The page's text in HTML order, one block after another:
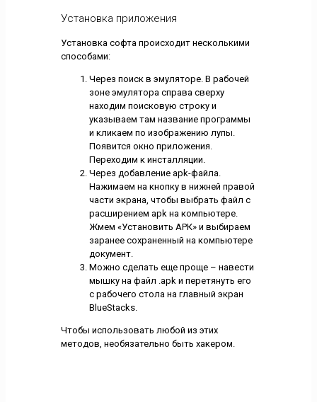
Установка приложения
Установка софта происходит несколькими
способами:
Через поиск в эмуляторе. В рабочей
зоне эмулятора справа сверху
находим поисковую строку и
указываем там название программы
и кликаем по изображению лупы.
Появится окно приложения.
Переходим к инсталляции.
Через добавление apk-файла.
Нажимаем на кнопку в нижней правой
части экрана, чтобы выбрать файл с
расширением apk на компьютере.
Жмем «Установить АРК» и выбираем
заранее сохраненный на компьютере
документ.
Можно сделать еще проще – навести
мышку на файл .apk и перетянуть его
с рабочего стола на главный экран
BlueStacks.
Чтобы использовать любой из этих
методов, необязательно быть хакером.